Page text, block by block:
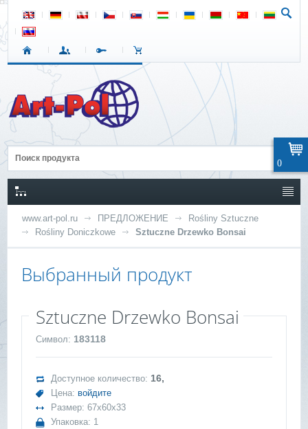
www.art-pol.ru ПРЕДЛОЖЕНИЕ
Rośliny Sztuczne
Rośliny Doniczkowe
Sztuczne Drzewko Bonsai
Выбранный продукт
Sztuczne Drzewko Bonsai
Символ: 183118
Доступное количество: 16,
Цена: войдите
Размер: 67x60x33
Упаковка: 1
0